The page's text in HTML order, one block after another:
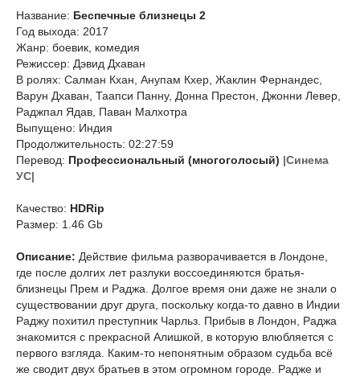
Название: Беспечные близнецы 2
Год выхода: 2017
Жанр: боевик, комедия
Режиссер: Дэвид Дхаван
В ролях: Салман Кхан, Анупам Кхер, Жаклин Фернандес,
Варун Дхаван, Таапси Панну, Донна Престон, Джонни Левер,
Раджпал Ядав, Паван Малхотра
Выпущено: Индия
Продолжительность: 02:27:59
Перевод: Профессиональный (многоголосый) |Синема
УС|
Качество: HDRip
Размер: 1.46 Gb
Описание: Действие фильма разворачивается в Лондоне,
где после долгих лет разлуки воссоединяются братья-
близнецы Прем и Раджа. Долгое время они даже не знали о
существовании друг друга, поскольку когда-то давно в Индии
Раджу похитил преступник Чарльз. Прибыв в Лондон, Раджа
знакомится с прекрасной Алишкой, в которую влюбляется с
первого взгляда. Каким-то непонятным образом судьба всё
же сводит двух братьев в этом огромном городе. Радже и